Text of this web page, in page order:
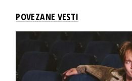
POVEZANE VESTI